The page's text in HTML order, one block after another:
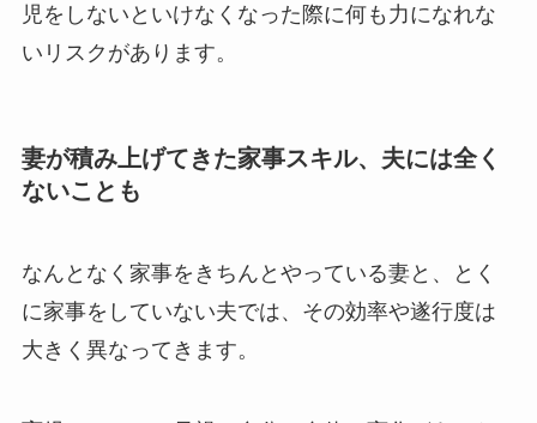
児をしないといけなくなった際に何も力になれな
いリスクがあります。
妻が積み上げてきた家事スキル、夫には全く
ないことも
なんとなく家事をきちんとやっている妻と、とく
に家事をしていない夫では、その効率や遂行度は
大きく異なってきます。